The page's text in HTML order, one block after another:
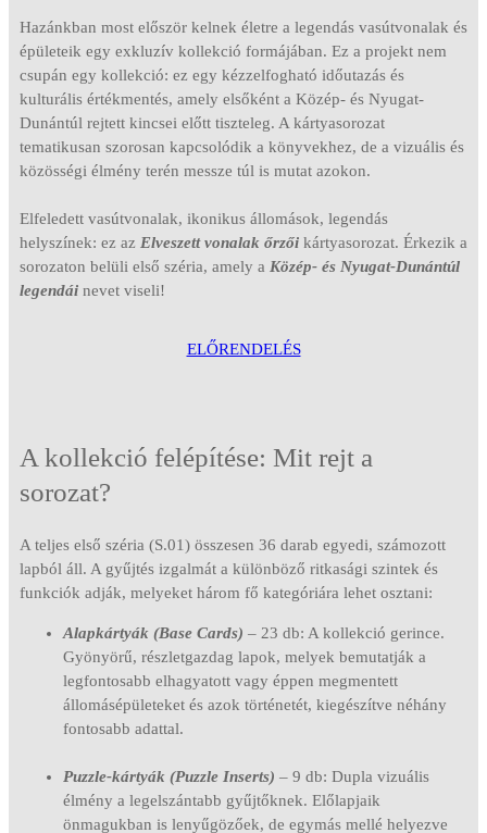
Hazánkban most először kelnek életre a legendás vasútvonalak és
épületeik egy exkluzív kollekció formájában. Ez a projekt nem
csupán egy kollekció: ez egy kézzelfogható időutazás és
kulturális értékmentés, amely elsőként a Közép- és Nyugat-
Dunántúl rejtett kincsei előtt tiszteleg. A kártyasorozat
tematikusan szorosan kapcsolódik a könyvekhez, de a vizuális és
közösségi élmény terén messze túl is mutat azokon.
Elfeledett vasútvonalak, ikonikus állomások, legendás
helyszínek: ez az Elveszett vonalak őrzői kártyasorozat. Érkezik a
sorozaton belüli első széria, amely a Közép- és Nyugat-Dunántúl
legendái nevet viseli!
ELŐRENDELÉS
A kollekció felépítése: Mit rejt a
sorozat?
A teljes első széria (S.01) összesen 36 darab egyedi, számozott
lapból áll. A gyűjtés izgalmát a különböző ritkasági szintek és
funkciók adják, melyeket három fő kategóriára lehet osztani:
Alapkártyák (Base Cards) – 23 db: A kollekció gerince.
Gyönyörű, részletgazdag lapok, melyek bemutatják a
legfontosabb elhagyatott vagy éppen megmentett
állomásépületeket és azok történetét, kiegészítve néhány
fontosabb adattal.
Puzzle-kártyák (Puzzle Inserts) – 9 db: Dupla vizuális
élmény a legelszántabb gyűjtőknek. Előlapjaik
önmagukban is lenyűgözőek, de egymás mellé helyezve